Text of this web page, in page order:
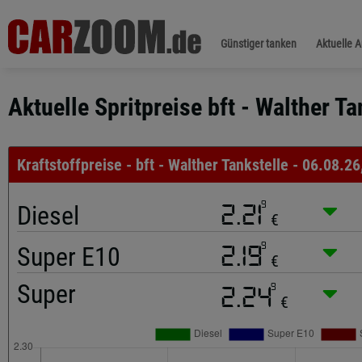
Günstiger tanken Aktuelle
Aktuelle Spritpreise bft - Walther
Kraftstoffpreise - bft - Walther Tankstelle -
Diesel 2.219
€
Super E10 2.199
€
Super 2.249
€